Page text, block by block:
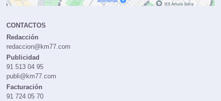
CONTACTOS
Redacción
redaccion@km77.com
Publicidad
91 513 04 95
publi@km77.com
Facturación
91 724 05 70